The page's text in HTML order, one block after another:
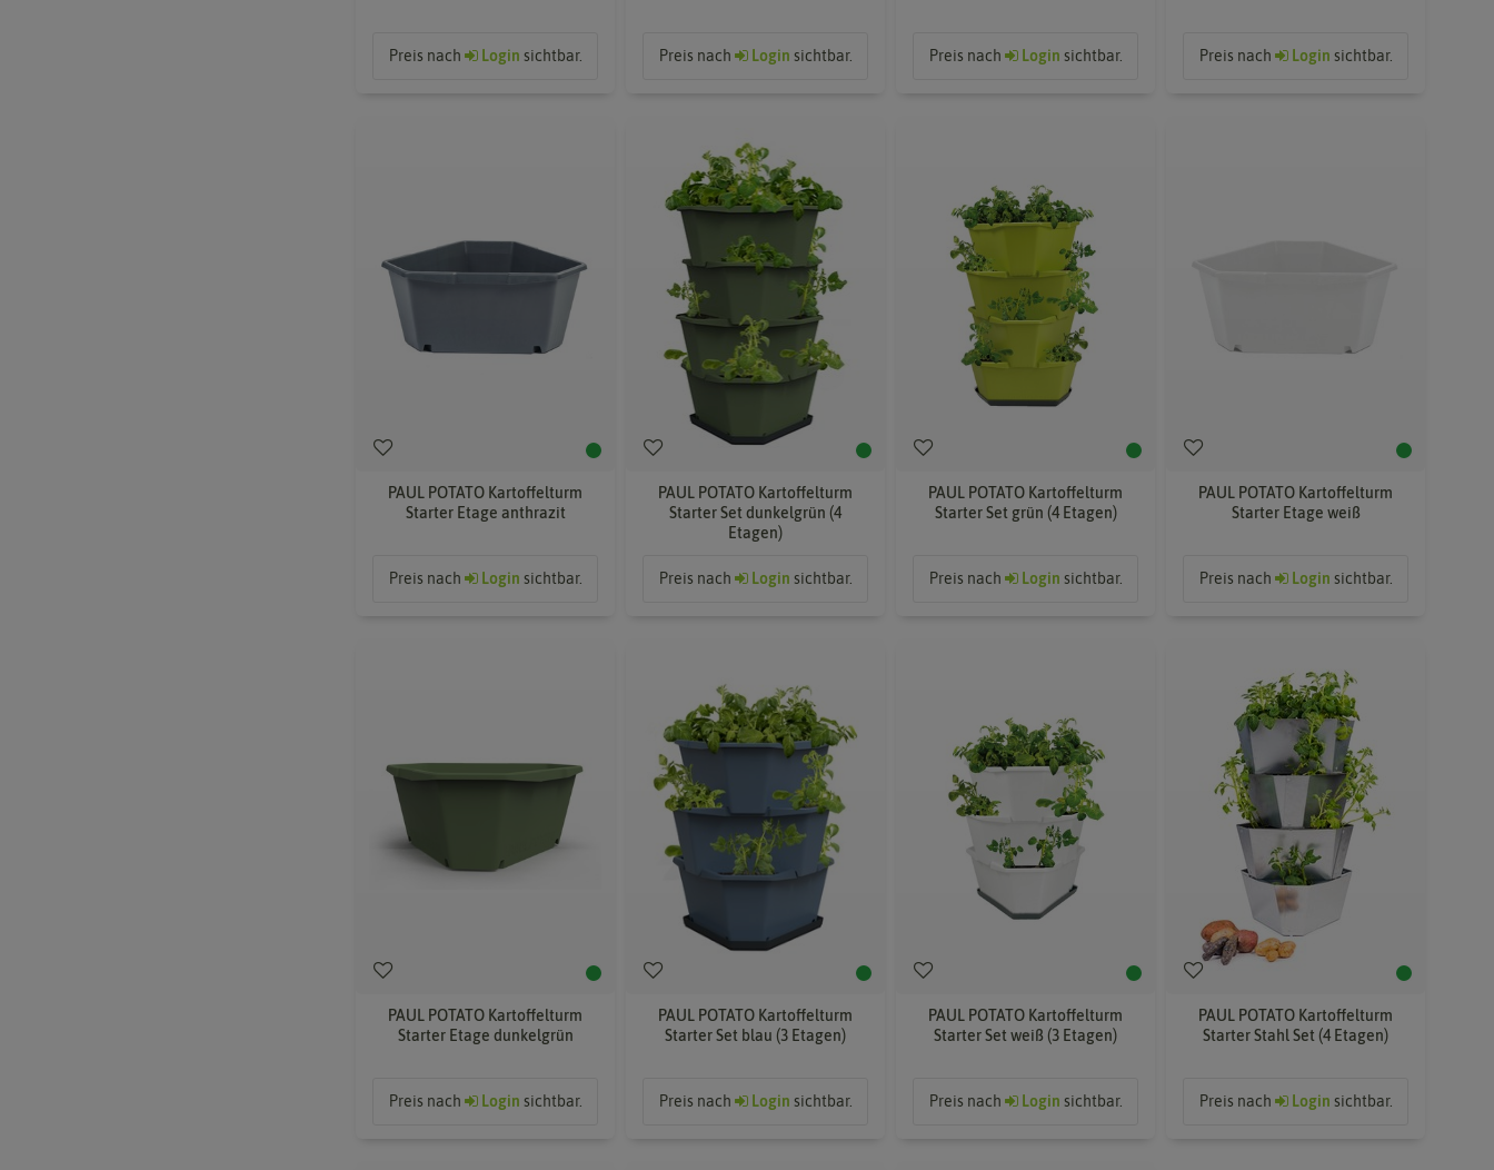
Preis nach Login sichtbar. Preis nach Login sichtbar. Preis nach Login sichtbar. Preis nach Login sichtbar.
PAUL POTATO Kartoffelturm
Starter Etage anthrazit
Preis nach Login sichtbar.
PAUL POTATO Kartoffelturm
Starter Set dunkelgrün (4
Etagen)
Preis nach Login sichtbar.
PAUL POTATO Kartoffelturm
Starter Set grün (4 Etagen)
Preis nach Login sichtbar.
PAUL POTATO Kartoffelturm
Starter Etage weiß
Preis nach Login sichtbar.
PAUL POTATO Kartoffelturm
Starter Etage dunkelgrün
Preis nach Login sichtbar.
PAUL POTATO Kartoffelturm
Starter Set blau (3 Etagen)
Preis nach Login sichtbar.
PAUL POTATO Kartoffelturm
Starter Set weiß (3 Etagen)
Preis nach Login sichtbar.
PAUL POTATO Kartoffelturm
Starter Stahl Set (4 Etagen)
Preis nach Login sichtbar.